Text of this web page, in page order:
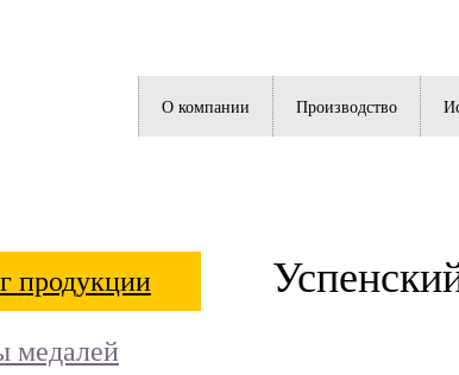
Производство
О компании
продукции
медалей